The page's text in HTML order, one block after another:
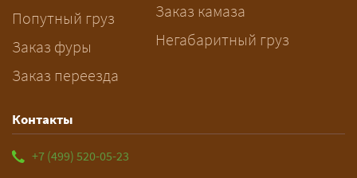
Попутный груз
Заказ фуры
Заказ переезда
Заказ камаза
Негабаритный груз
Контакты
+7 (499) 520-05-23